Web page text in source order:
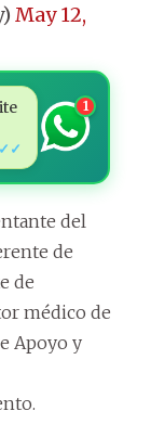
May 12,
✓✓
1
del
de
de
médico de
Apoyo y